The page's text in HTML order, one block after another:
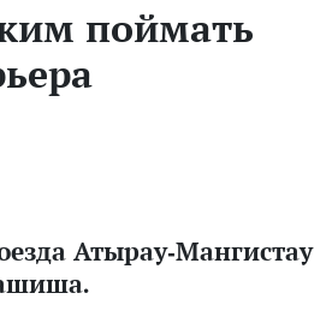
поймать
Атырау-Мангистау